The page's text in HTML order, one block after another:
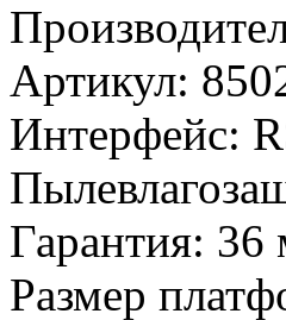
Артикул:
Интерфейс:
Гарантия: 36
Размер